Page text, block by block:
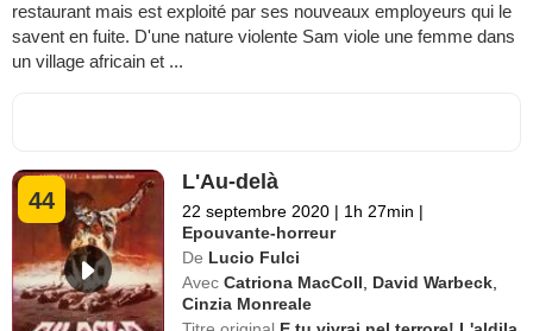
restaurant mais est exploité par ses nouveaux employeurs qui le
savent en fuite. D'une nature violente Sam viole une femme dans
un village africain et ...
44
L'Au-delà
22 septembre 2020 | 1h 27min |
Epouvante-horreur
De Lucio Fulci
Avec Catriona MacColl David Warbeck
Cinzia Monreale